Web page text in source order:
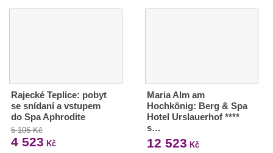
Rajecké Teplice: pobyt
se snídaní a vstupem
do Spa Aphrodite
5 106 Kč
4 523 Kč
Maria Alm am
Hochkönig: Berg & Spa
Hotel Urslauerhof ****
s…
12 523 Kč